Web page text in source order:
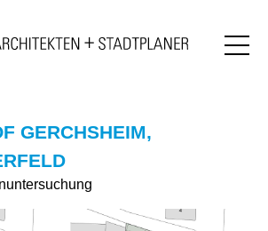
GERCHSHEIM,